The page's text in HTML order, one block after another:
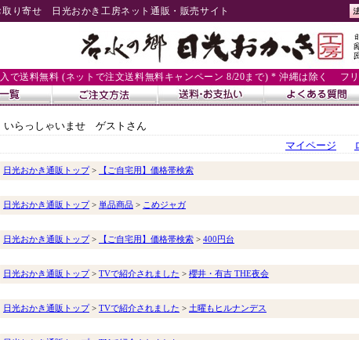
り寄せ 日光おかき工房ネット通販・販売サイト
送料無料 (ネットで注文送料無料キャンペーン 8/20まで) * 沖縄は除く フ
いらっしゃいませ ゲストさん
マイページ
日光おかき通販トップ> 【ご自宅用】価格帯検索
日光おかき通販トップ> 単品商品 > こめジャガ
日光おかき通販トップ> 【ご自宅用】価格帯検索 > 400円台
日光おかき通販トップ> TVで紹介されました > 櫻井・有吉 THE夜会
日光おかき通販トップ> TVで紹介されました > 土曜もヒルナンデス